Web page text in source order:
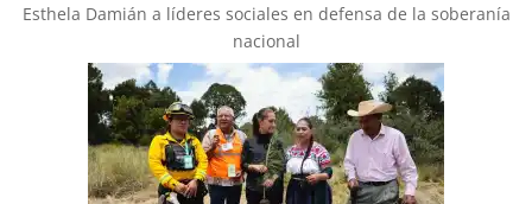
Esthela Damián a líderes sociales en defensa de la soberanía
nacional